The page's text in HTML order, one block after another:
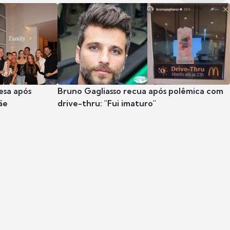
após
Bruno Gagliasso recua após polêmica com
drive-thru: "Fui imaturo"